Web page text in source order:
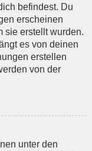
befindest. Du
erscheinen
sie erstellt wurden.
es von deinen
erstellen
von der
unter den